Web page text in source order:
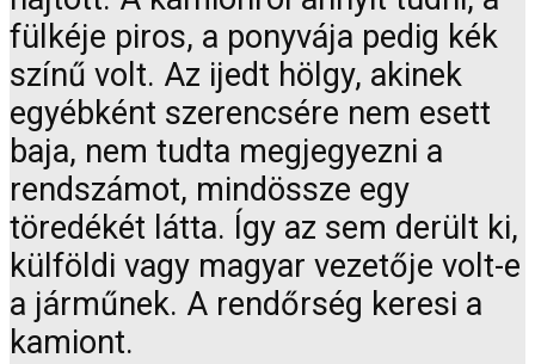
fülkéje piros, a ponyvája pedig kék
színű volt. Az ijedt hölgy, akinek
egyébként szerencsére nem esett
baja, nem tudta megjegyezni a
rendszámot, mindössze egy
töredékét látta. Így az sem derült ki,
külföldi vagy magyar vezetője volt-e
a járműnek. A rendőrség keresi a
kamiont.